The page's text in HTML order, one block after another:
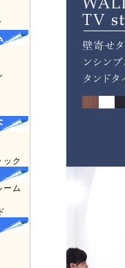
ク
ーム